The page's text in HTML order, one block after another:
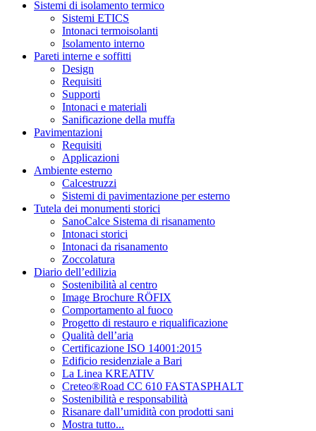
Sistemi di isolamento termico
Sistemi ETICS
Intonaci termoisolanti
Isolamento interno
Pareti interne e soffitti
Design
Requisiti
Supporti
Intonaci e materiali
Sanificazione della muffa
Pavimentazioni
Requisiti
Applicazioni
Ambiente esterno
Calcestruzzi
Sistemi di pavimentazione per esterno
Tutela dei monumenti storici
SanoCalce Sistema di risanamento
Intonaci storici
Intonaci da risanamento
Zoccolatura
Diario dell’edilizia
Sostenibilità al centro
Image Brochure RÖFIX
Comportamento al fuoco
Progetto di restauro e riqualificazione
Qualità dell’aria
Certificazione ISO 14001:2015
Edificio residenziale a Bari
La Linea KREATIV
Creteo®Road CC 610 FASTASPHALT
Sostenibilità e responsabilità
Risanare dall’umidità con prodotti sani
Mostra tutto...